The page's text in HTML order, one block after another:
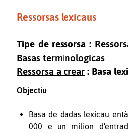
Ressorsas lexicaus
Tipe de ressorsa :
Basas terminologicas
Ressorsa a crear : Basa
Objectiu
Basa de dadas lexicau
000 e un milion